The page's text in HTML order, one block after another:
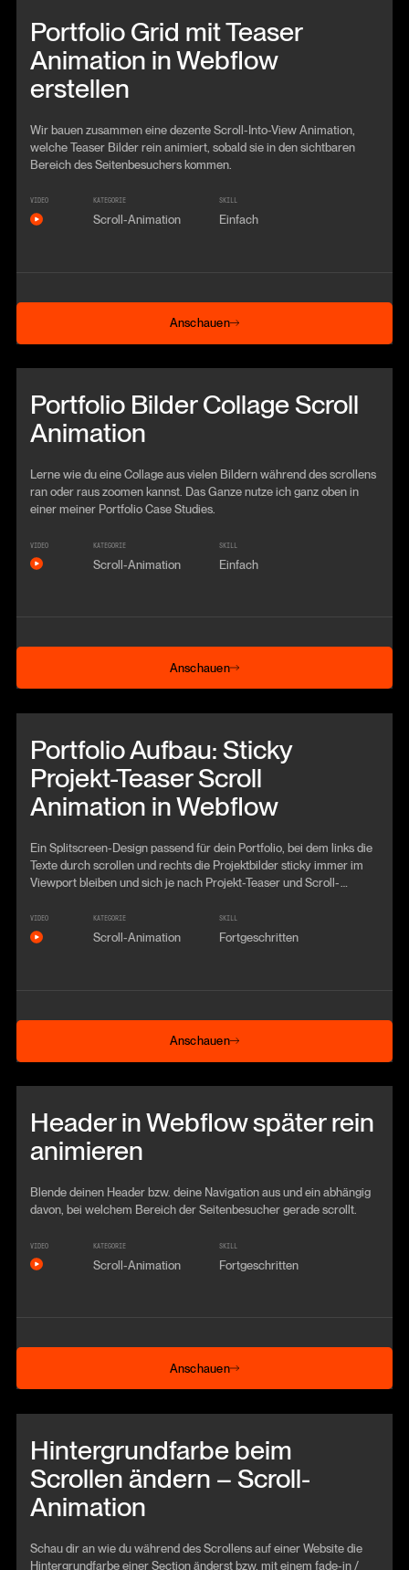
Portfolio Grid mit Teaser
Animation in Webflow
erstellen
Wir bauen zusammen eine dezente Scroll-Into-View Animation,
welche Teaser Bilder rein animiert, sobald sie in den sichtbaren
Bereich des Seitenbesuchers kommen.
VIDEO KATEGORIE
Scroll-Animation
SKILL
Einfach
Anschauen
Anschauen
Portfolio Bilder Collage Scroll
Animation
Lerne wie du eine Collage aus vielen Bildern während des scrollens
ran oder raus zoomen kannst. Das Ganze nutze ich ganz oben in
einer meiner Portfolio Case Studies.
VIDEO KATEGORIE
Scroll-Animation
SKILL
Einfach
Anschauen
Anschauen
Portfolio Aufbau: Sticky
Projekt-Teaser Scroll
Animation in Webflow
Ein Splitscreen-Design passend für dein Portfolio, bei dem links die
Texte durch scrollen und rechts die Projektbilder sticky immer im
Viewport bleiben und sich je nach Projekt-Teaser und Scroll-
VIDEO KATEGORIE
Scroll-Animation
SKILL
Fortgeschritten
Anschauen
Anschauen
Header in Webflow später rein
animieren
Blende deinen Header bzw. deine Navigation aus und ein abhängig
davon, bei welchem Bereich der Seitenbesucher gerade scrollt.
VIDEO KATEGORIE
Scroll-Animation
SKILL
Fortgeschritten
Anschauen
Anschauen
Hintergrundfarbe beim
Scrollen ändern – Scroll-
Animation
Schau dir an wie du während des Scrollens auf einer Website die
Hintergrundfarbe einer Section änderst bzw. mit einem fade-in /